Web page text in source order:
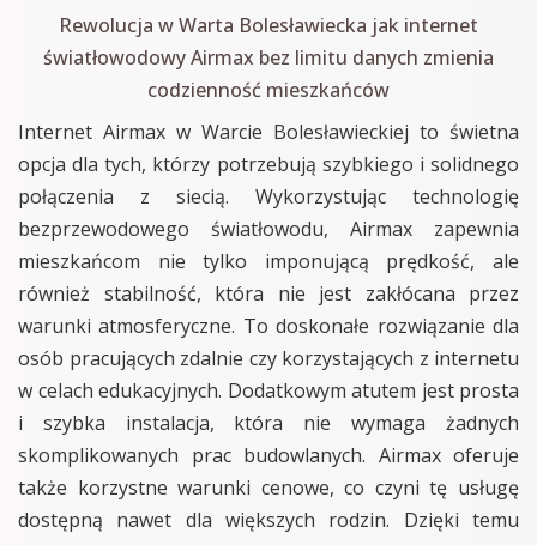
Rewolucja w Warta Bolesławiecka jak internet
światłowodowy Airmax bez limitu danych zmienia
codzienność mieszkańców
Internet Airmax w Warcie Bolesławieckiej to świetna
opcja dla tych, którzy potrzebują szybkiego i solidnego
połączenia z siecią. Wykorzystując technologię
bezprzewodowego światłowodu, Airmax zapewnia
mieszkańcom nie tylko imponującą prędkość, ale
również stabilność, która nie jest zakłócana przez
warunki atmosferyczne. To doskonałe rozwiązanie dla
osób pracujących zdalnie czy korzystających z internetu
w celach edukacyjnych. Dodatkowym atutem jest prosta
i szybka instalacja, która nie wymaga żadnych
skomplikowanych prac budowlanych. Airmax oferuje
także korzystne warunki cenowe, co czyni tę usługę
dostępną nawet dla większych rodzin. Dzięki temu